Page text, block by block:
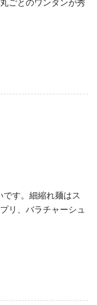
ごとのワンタンが秀
す。細縮れ麺はス
リ、バラチャーシュ